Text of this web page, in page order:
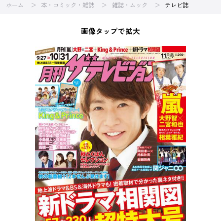
ホーム 本・コミック・雑誌 雑誌・ムック テレビ誌
画像タップで拡大